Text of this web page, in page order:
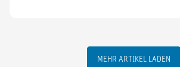
MEHR ARTIKEL LADEN